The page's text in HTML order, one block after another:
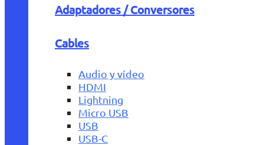
Adaptadores / Conversores
Cables
Audio y vídeo
HDMI
Lightning
Micro USB
USB
USB-C